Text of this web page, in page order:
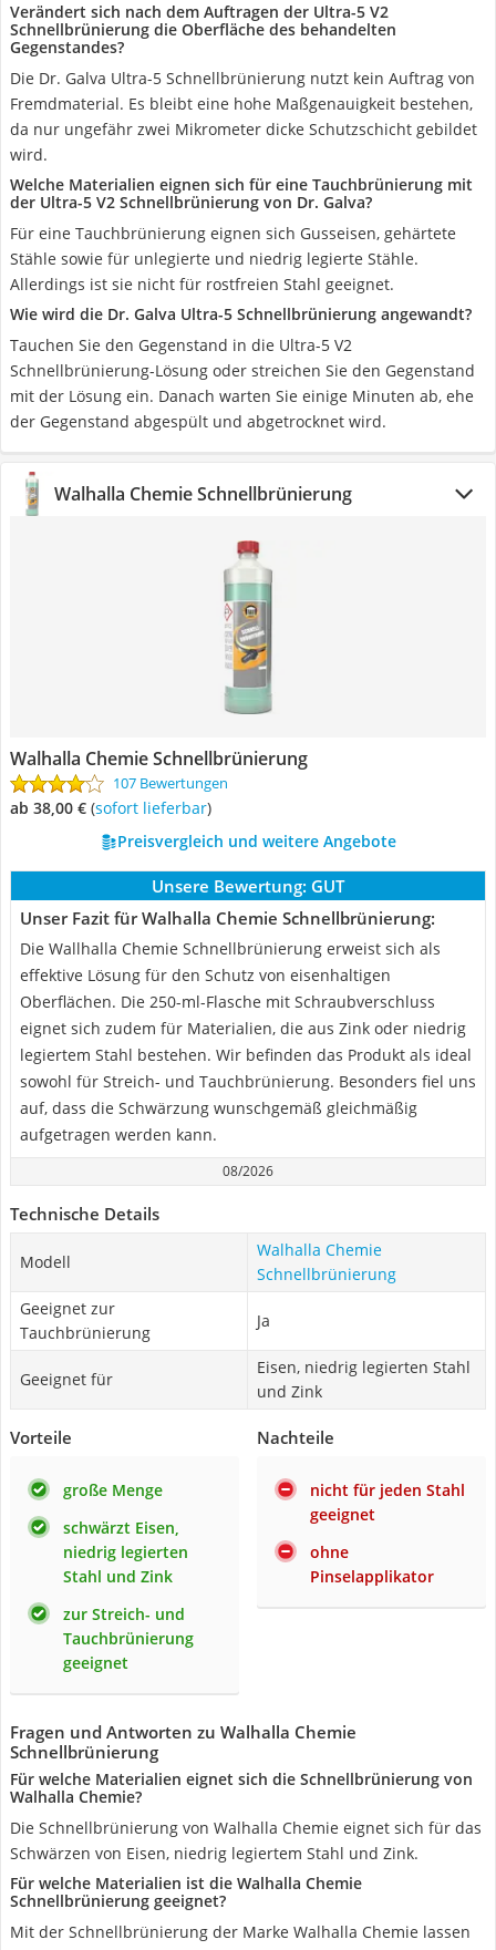
Verändert sich nach dem Auftragen der Ultra-5 V2
Schnellbrünierung die Oberfläche des behandelten
Gegenstandes?
Die Dr. Galva Ultra-5 Schnellbrünierung nutzt kein Auftrag von
Fremdmaterial. Es bleibt eine hohe Maßgenauigkeit bestehen,
da nur ungefähr zwei Mikrometer dicke Schutzschicht gebildet
wird.
Welche Materialien eignen sich für eine Tauchbrünierung mit
der Ultra-5 V2 Schnellbrünierung von Dr. Galva?
Für eine Tauchbrünierung eignen sich Gusseisen, gehärtete
Stähle sowie für unlegierte und niedrig legierte Stähle.
Allerdings ist sie nicht für rostfreien Stahl geeignet.
Wie wird die Dr. Galva Ultra-5 Schnellbrünierung angewandt?
Tauchen Sie den Gegenstand in die Ultra-5 V2
Schnellbrünierung-Lösung oder streichen Sie den Gegenstand
mit der Lösung ein. Danach warten Sie einige Minuten ab, ehe
der Gegenstand abgespült und abgetrocknet wird.
Walhalla Chemie Schnellbrünierung
Walhalla Chemie Schnellbrünierung
107 Bewertungen
ab 38,00 € ( Sofort lieferbar)
Preisvergleich und weitere Angebote
Unsere Bewertung: GUT
Unser Fazit für Walhalla Chemie Schnellbrünierung:
Die Wallhalla Chemie Schnellbrünierung erweist sich als
effektive Lösung für den Schutz von eisenhaltigen
Oberflächen. Die 250-ml-Flasche mit Schraubverschluss
eignet sich zudem für Materialien, die aus Zink oder niedrig
legiertem Stahl bestehen. Wir befinden das Produkt als ideal
sowohl für Streich- und Tauchbrünierung. Besonders fiel uns
auf, dass die Schwärzung wunschgemäß gleichmäßig
aufgetragen werden kann.
08/2026
Technische Details
Modell
Walhalla Chemie
Schnellbrünierung
Geeignet zur
Tauchbrünierung
Ja
Geeignet für
Eisen, niedrig legierten Stahl
und Zink
Vorteile
große Menge
schwärzt Eisen,
niedrig legierten
Stahl und Zink
zur Streich- und
Tauchbrünierung
geeignet
Nachteile
nicht für jeden Stahl
geeignet
ohne
Pinselapplikator
Fragen und Antworten zu Walhalla Chemie
Schnellbrünierung
Für welche Materialien eignet sich die Schnellbrünierung von
Walhalla Chemie?
Die Schnellbrünierung von Walhalla Chemie eignet sich für das
Schwärzen von Eisen, niedrig legiertem Stahl und Zink.
Für welche Materialien ist die Walhalla Chemie
Schnellbrünierung geeignet?
Mit der Schnellbrünierung der Marke Walhalla Chemie lassen